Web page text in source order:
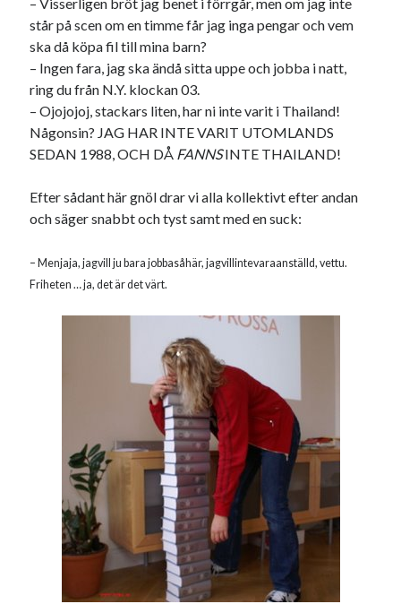
står på scen om en timme får jag inga pengar och vem
ska då köpa fil till mina barn?
– Ingen fara, jag ska ändå sitta uppe och jobba i natt,
ring du från N.Y. klockan 03.
– Ojojojoj, stackars liten, har ni inte varit i Thailand!
Någonsin? JAG HAR INTE VARIT UTOMLANDS
SEDAN 1988, OCH DÅ FANNSINTE THAILAND!
Efter sådant här gnöl drar vi alla kollektivt efter andan
och säger snabbt och tyst samt med en suck:
– Menjaja, jagvill ju bara jobbasåhär, jagvillintevaraanställd, vettu.
Friheten … ja, det är det värt.